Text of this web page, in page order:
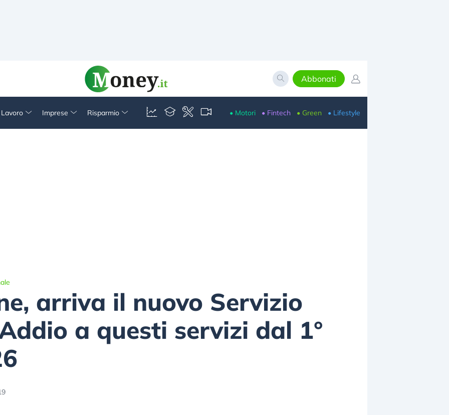
Abbonati
Imprese Risparmio • Motori • Fintech • Green • Lifestyle
arriva il nuovo Servizio
a questi servizi dal 1°